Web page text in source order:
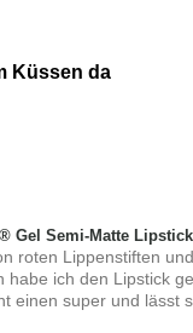
Küssen da
Gel Semi-Matte Lipstick
roten Lippenstiften
habe ich den Lipstick
einen super und lässt